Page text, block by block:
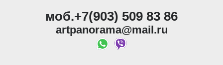
моб.+7(903) 509 83 86
artpanorama@mail.ru